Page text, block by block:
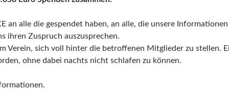
an alle die gespendet haben, an alle, die unsere
ihren Zuspruch auszusprechen.
Verein, sich voll hinter die betroffenen Mitglieder zu stellen.
ohne dabei nachts nicht schlafen zu können.